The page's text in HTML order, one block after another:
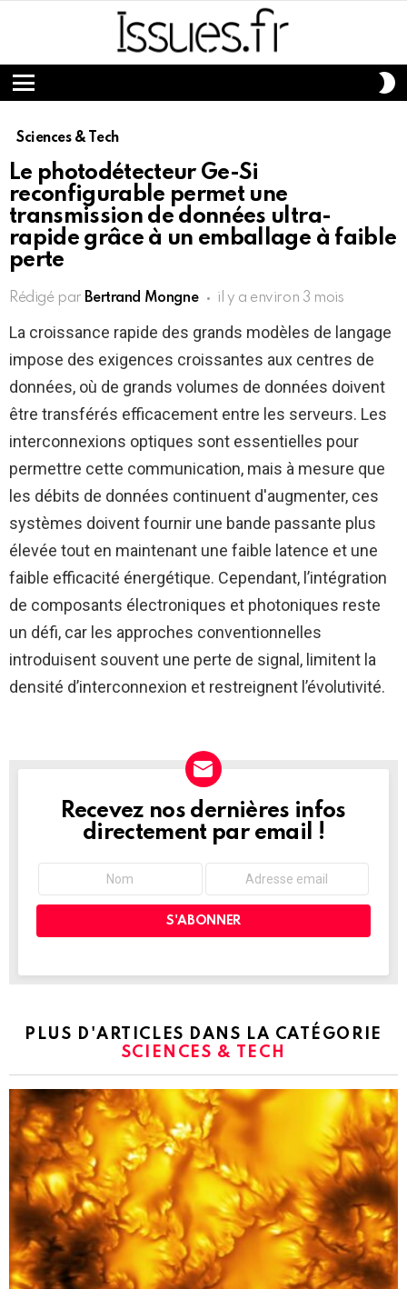
Menu
Sciences & Tech
Le photodétecteur Ge-Si
reconfigurable permet une
transmission de données ultra-
rapide grâce à un emballage à faible
perte
Rédigé par Bertrand Mongne il y a environ 3 mois
La croissance rapide des grands modèles de langage
impose des exigences croissantes aux centres de
données, où de grands volumes de données doivent
être transférés efficacement entre les serveurs. Les
interconnexions optiques sont essentielles pour
permettre cette communication, mais à mesure que
les débits de données continuent d'augmenter, ces
systèmes doivent fournir une bande passante plus
élevée tout en maintenant une faible latence et une
faible efficacité énergétique. Cependant, l’intégration
de composants électroniques et photoniques reste
un défi, car les approches conventionnelles
introduisent souvent une perte de signal, limitent la
densité d’interconnexion et restreignent l’évolutivité.
NEWSLETTER
Recevez nos dernières infos
directement par email !
PLUS D'ARTICLES DANS LA CATÉGORIE
SCIENCES & TECH